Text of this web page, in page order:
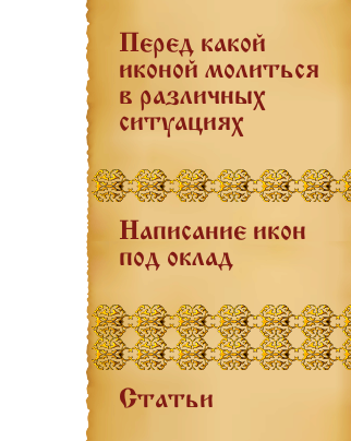
Перед какой
иконой молиться
в различных
ситуациях
Написание икон
под оклад
Статьи